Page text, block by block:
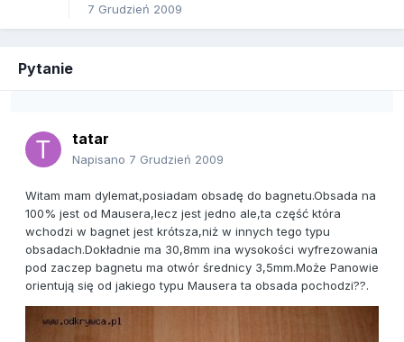
7 Grudzień 2009
Pytanie
tatar
Napisano 7 Grudzień 2009
Witam mam dylemat,posiadam obsadę do bagnetu.Obsada na
100% jest od Mausera,lecz jest jedno ale,ta część która
wchodzi w bagnet jest krótsza,niż w innych tego typu
obsadach.Dokładnie ma 30,8mm ina wysokości wyfrezowania
pod zaczep bagnetu ma otwór średnicy 3,5mm.Może Panowie
orientują się od jakiego typu Mausera ta obsada pochodzi??.